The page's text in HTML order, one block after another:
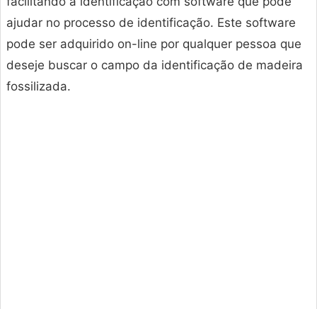
ajudar no processo de identificação. Este software
pode ser adquirido on-line por qualquer pessoa que
deseje buscar o campo da identificação de madeira
fossilizada.